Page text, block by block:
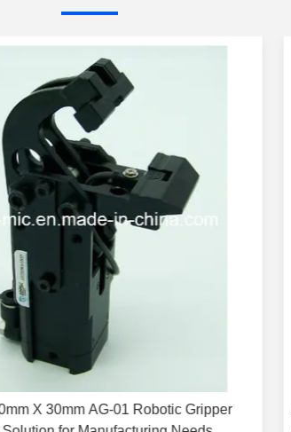
X 30mm AG-01 Robotic Gripper